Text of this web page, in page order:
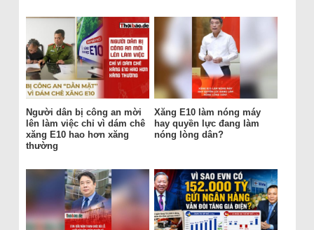
Người dân bị công an mời
lên làm việc chỉ vì dám chê
xăng E10 hao hơn xăng
thường
Xăng E10 làm nóng máy
hay quyền lực đang làm
nóng lòng dân?